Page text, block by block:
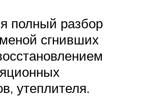
полный разбор
сгнивших
утеплителя.